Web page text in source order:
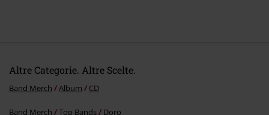
Altre Categorie. Altre Scelte.
Band Merch Album CD
Band Merch Top Bands Doro